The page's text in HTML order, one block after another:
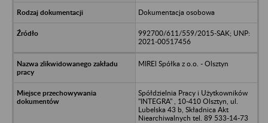
Dokumentacja osobowa
992700/611/559/2015-SAK; UNP:
2021-00517456
MIREl Spółka z o.o. - Olsztyn
Spółdzielnia Pracy i Użytkowników
"INTEGRA" , 10-410 Olsztyn, ul.
Lubelska 43 b, Składnica Akt
Niearchiwalnych tel. 89 533-14-73